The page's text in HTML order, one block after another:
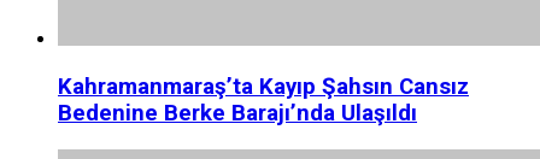
Kahramanmaraş’ta Kayıp Şahsın Cansız
Bedenine Berke Barajı’nda Ulaşıldı